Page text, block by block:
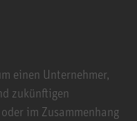
einen Unternehmer,
zukünftigen
im Zusammenhang